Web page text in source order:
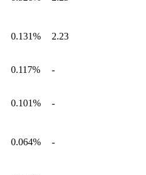
0.131% 2.23
0.117% -
0.101% -
0.064% -